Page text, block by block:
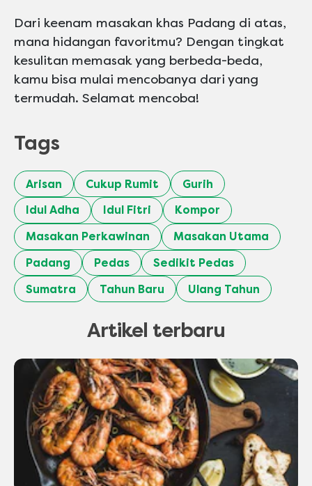
Dari keenam masakan khas Padang di atas,
mana hidangan favoritmu? Dengan tingkat
kesulitan memasak yang berbeda-beda,
kamu bisa mulai mencobanya dari yang
termudah. Selamat mencoba!
Tags
Arisan Cukup Rumit
Gurih
Idul Adha
Idul Fitri
Kompor
Masakan Perkawinan
Masakan Utama
Padang
Pedas
Sedikit Pedas
Sumatra
Tahun Baru Ulang Tahun
Artikel terbaru